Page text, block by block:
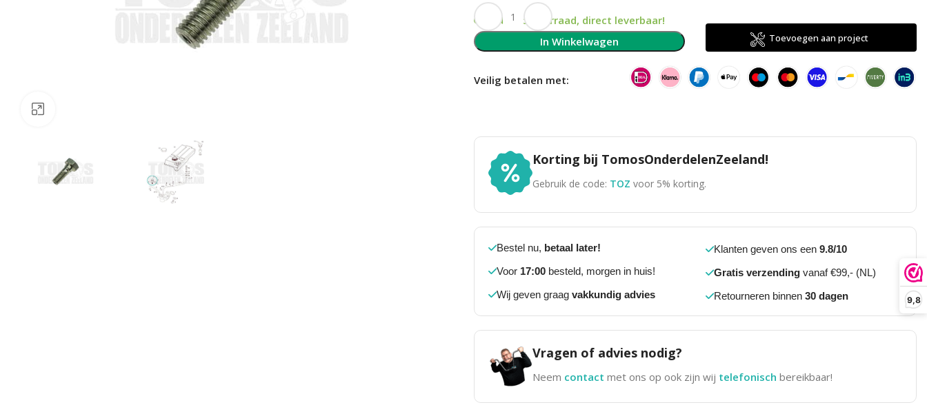
9,8
Op voorraad, direct leverbaar!
In Winkelwagen
Toevoegen aan project
Veilig betalen met:
Korting bij TomosOnderdelenZeeland!
Gebruik de code: TOZ voor 5% korting.
Bestel nu, betaal later!
Voor 17:00besteld, morgen in huis!
Wij geven graag vakkundig advies
Klanten geven ons een 9.8/10
Gratis verzendingvanaf €99,- (NL)
Retourneren binnen 30 dagen
Vragen of advies nodig?
Neem contact met ons op ook zijn wij telefonisch bereikbaar!